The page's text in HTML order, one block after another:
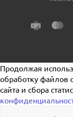
Продолжая
обработку файлов
сайта и сбора